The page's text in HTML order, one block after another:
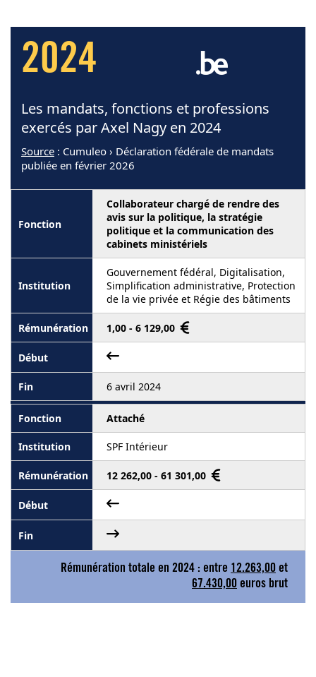
2024
Les mandats, fonctions et professions
exercés par Axel Nagy en 2024
Source : Cumuleo › Déclaration fédérale de mandats
publiée en février 2026
Collaborateur chargé de rendre des
avis sur la politique, la stratégie
politique et la communication des
cabinets ministériels
Gouvernement fédéral, Digitalisation,
Simplification administrative, Protection
de la vie privée et Régie des bâtiments
1,00 - 6 129,00
6 avril 2024
Attaché
SPF Intérieur
12 262,00 - 61 301,00
Rémunération totale en 2024 : entre 12.263,00 et
67.430,00 euros brut